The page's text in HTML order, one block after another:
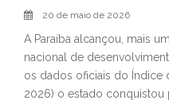
20 de maio de 2026
A Paraíba alcançou, mais
nacional de
os dados oficiais do Índice
2026) o estado